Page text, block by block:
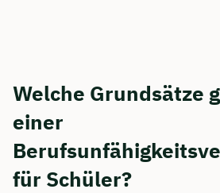
Welche Grundsätze
einer
für Schüler?